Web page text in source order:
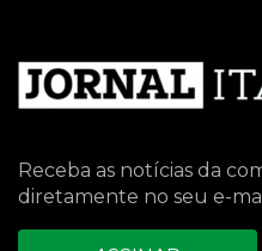
Receba as notícias da
diretamente no seu e-